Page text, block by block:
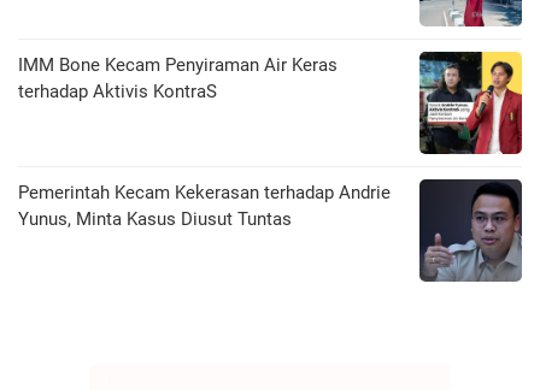
IMM Bone Kecam Penyiraman Air Keras
terhadap Aktivis KontraS
Pemerintah Kecam Kekerasan terhadap Andrie
Yunus, Minta Kasus Diusut Tuntas